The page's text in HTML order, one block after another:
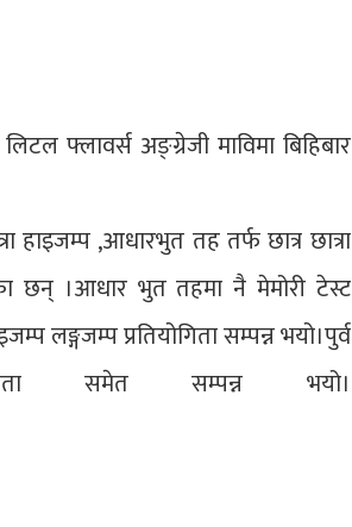
फ्लावर्स अङ्ग्रेजी माविमा बिहिबार
हाइजम्प ,आधारभुत तह तर्फ छात्र छात्रा
छन् ।आधार भुत तहमा नै मेमोरी टेस्ट
लङ्गजम्प प्रतियोगिता सम्पन्न भयो।पुर्व
समेत सम्पन्न भयो।